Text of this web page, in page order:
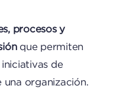
procesos y
que permiten
de
organización.